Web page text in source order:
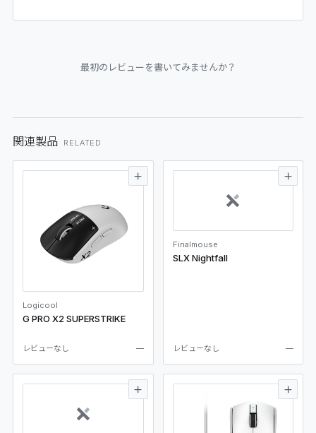
最初のレビューを書いてみませんか？
関連製品 RELATED
Logicool
G PRO X2 SUPERSTRIKE
レビューなし —
Finalmouse
SLX Nightfall
レビューなし —